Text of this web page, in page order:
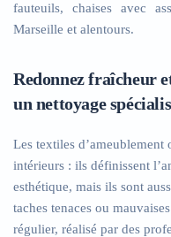
fauteuils, chaises avec
Marseille et alentours.
Redonnez fraîcheur
un nettoyage
Les textiles d’ameublement
intérieurs : ils définissent
esthétique, mais ils sont
taches tenaces ou
régulier, réalisé par des